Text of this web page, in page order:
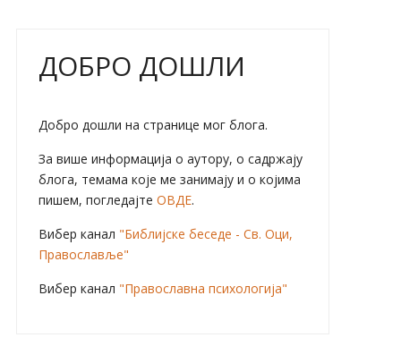
ДОБРО ДОШЛИ
Добро дошли на странице мог блога.
За више информација о аутору, о садржају
блога, темама које ме занимају и о којима
пишем, погледајте ОВДЕ.
Вибер канал "Библијске беседе - Св. Оци,
Православље"
Вибер канал "Православна психологија"